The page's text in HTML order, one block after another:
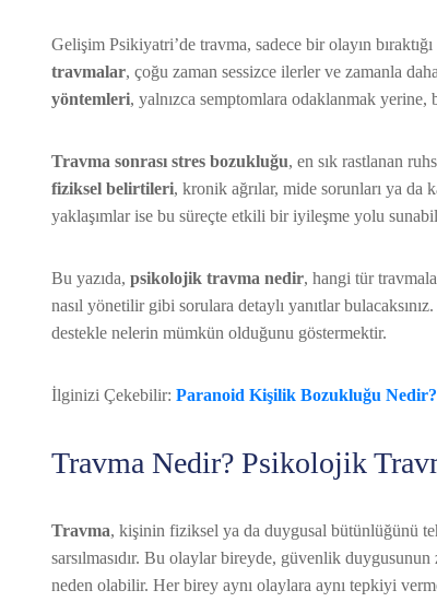
Gelişim Psikiyatri’de travma, sadece bir olayın
travmalar, çoğu zaman sessizce ilerler ve zamanla
yöntemleri, yalnızca semptomlara odaklanmak
Travma sonrası stres bozukluğu, en sık rastlanan
fiziksel belirtileri, kronik ağrılar, mide sorunları ya
yaklaşımlar ise bu süreçte etkili bir iyileşme yolu
Bu yazıda, psikolojik travma nedir, hangi tür
nasıl yönetilir gibi sorulara detaylı yanıtlar
destekle nelerin mümkün olduğunu göstermektir.
İlginizi Çekebilir: Paranoid Kişilik Bozukluğu Nedir?
Travma Nedir? Psikolojik
Travma, kişinin fiziksel ya da duygusal bütünlüğünü
sarsılmasıdır. Bu olaylar bireyde, güvenlik
neden olabilir. Her birey aynı olaylara aynı tepkiyi